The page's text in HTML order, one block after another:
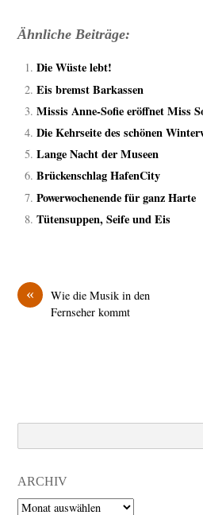
Ähnliche Beiträge:
Die Wüste lebt!
Eis bremst Barkassen
Missis Anne-Sofie eröffnet Miss
Die Kehrseite des schönen
Lange Nacht der Museen
Brückenschlag HafenCity
Powerwochenende für ganz Harte
Tütensuppen, Seife und Eis
«
Wie die Musik in den
Fernseher kommt
ARCHIV
Archiv